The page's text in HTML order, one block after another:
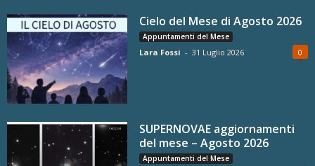
Cielo del Mese di Agosto 2026
Appuntamenti del Mese
Lara Fossi - 31 Luglio 2026 0
SUPERNOVAE aggiornamenti
del mese – Agosto 2026
Appuntamenti del Mese